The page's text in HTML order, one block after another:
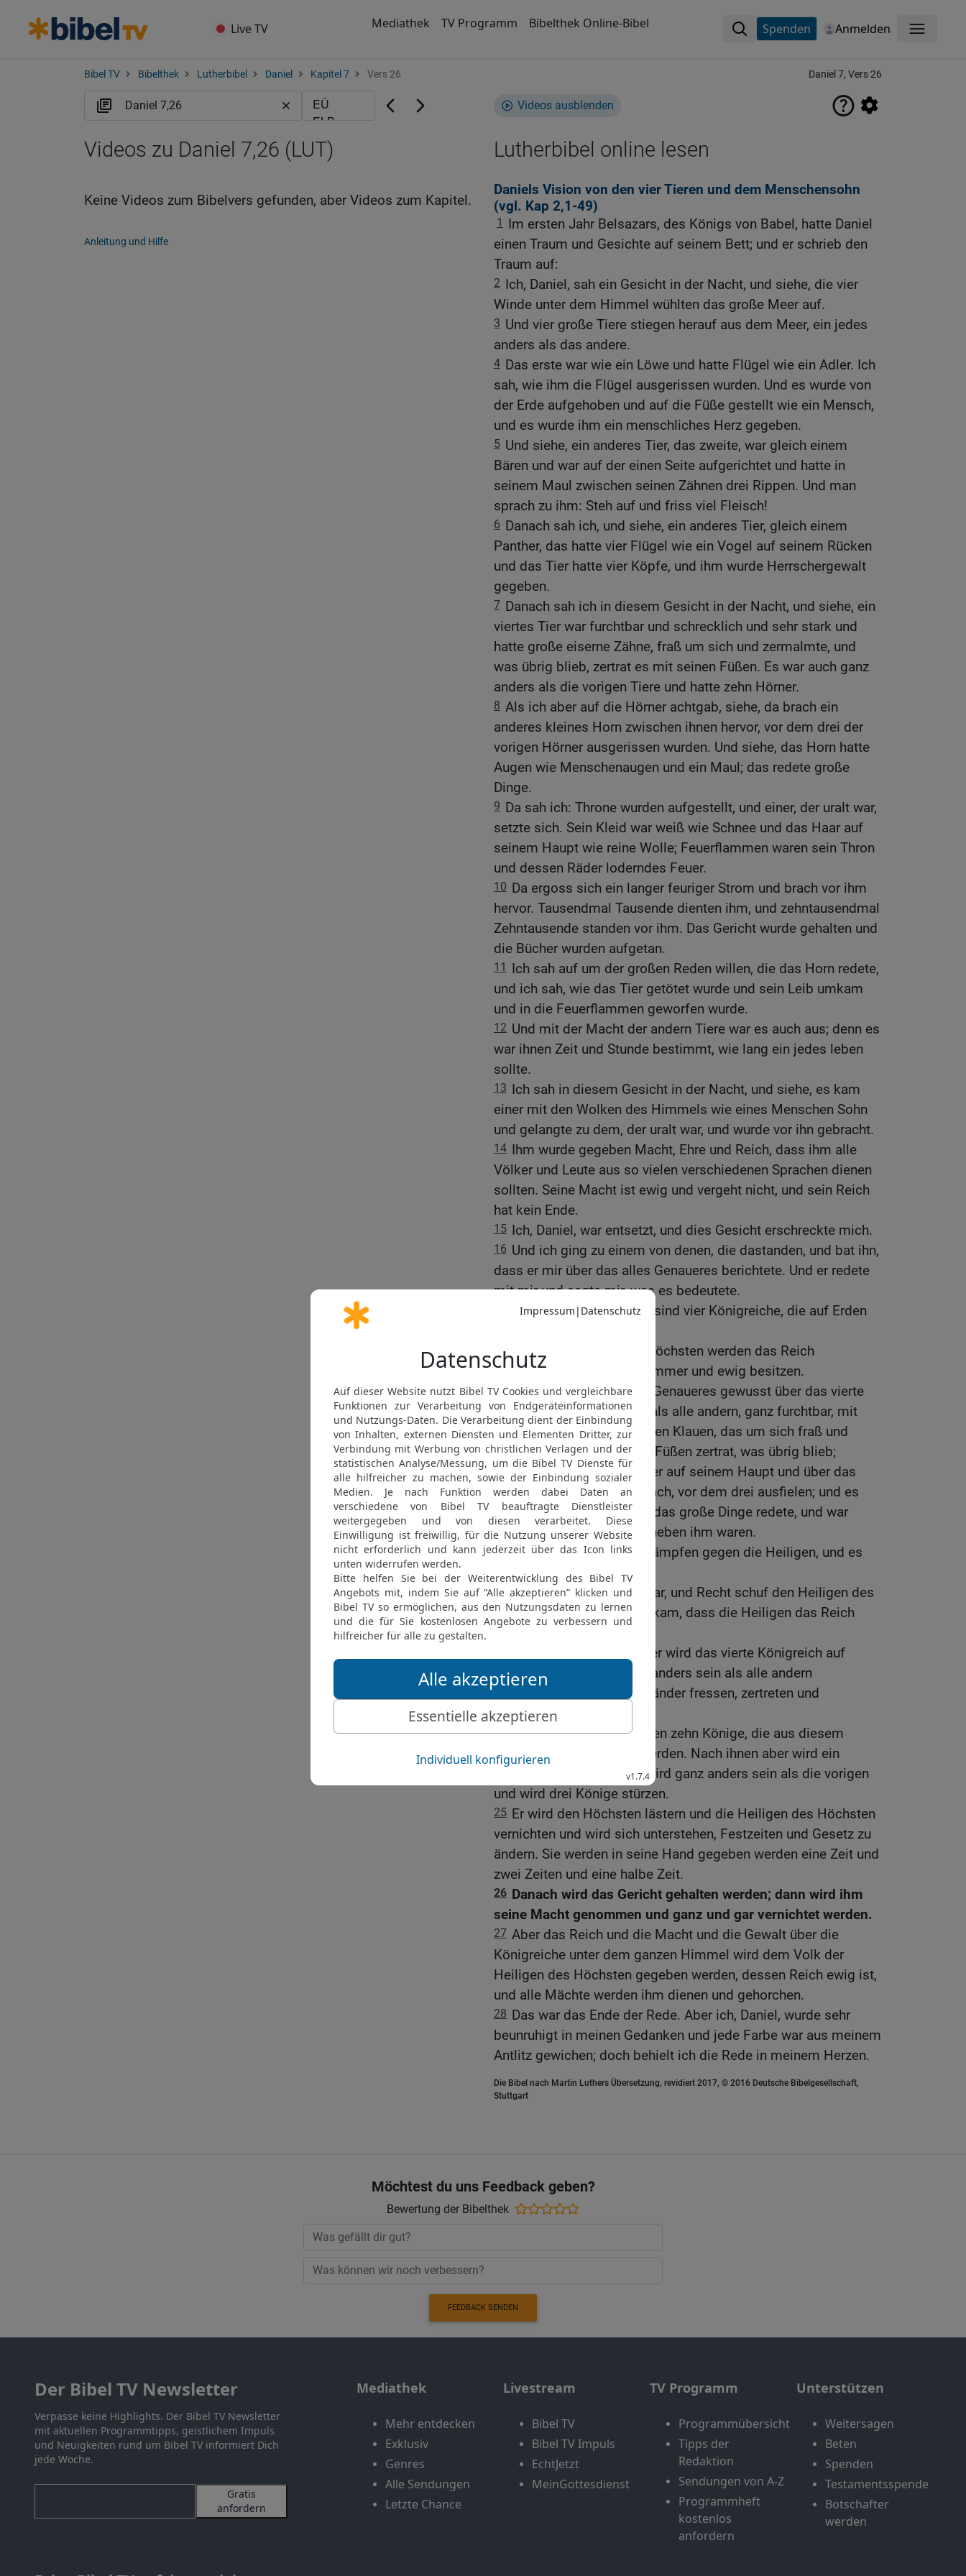
Live TV Mediathek TV Programm Bibelthek Online-Bibel Spenden Anmelden Menü
Bibel TV Bibelthek Lutherbibel Daniel Kapitel 7 Vers 26 Daniel 7, Vers 26
Videos ausblenden
Lutherbibel online lesen
Daniels Vision von den vier Tieren und dem Menschensohn
(vgl. Kap 2,1-49)
1
Im ersten Jahr Belsazars, des Königs von Babel, hatte Daniel
einen Traum und Gesichte auf seinem Bett; und er schrieb den
Traum auf:
2 Ich, Daniel, sah ein Gesicht in der Nacht, und siehe, die vier
Winde unter dem Himmel wühlten das große Meer auf.
3 Und vier große Tiere stiegen herauf aus dem Meer, ein jedes
anders als das andere.
4 Das erste war wie ein Löwe und hatte Flügel wie ein Adler. Ich
sah, wie ihm die Flügel ausgerissen wurden. Und es wurde von
der Erde aufgehoben und auf die Füße gestellt wie ein Mensch,
und es wurde ihm ein menschliches Herz gegeben.
5 Und siehe, ein anderes Tier, das zweite, war gleich einem
Bären und war auf der einen Seite aufgerichtet und hatte in
seinem Maul zwischen seinen Zähnen drei Rippen. Und man
sprach zu ihm: Steh auf und friss viel Fleisch!
6 Danach sah ich, und siehe, ein anderes Tier, gleich einem
Panther, das hatte vier Flügel wie ein Vogel auf seinem Rücken
und das Tier hatte vier Köpfe, und ihm wurde Herrschergewalt
gegeben.
7 Danach sah ich in diesem Gesicht in der Nacht, und siehe, ein
viertes Tier war furchtbar und schrecklich und sehr stark und
hatte große eiserne Zähne, fraß um sich und zermalmte, und
was übrig blieb, zertrat es mit seinen Füßen. Es war auch ganz
anders als die vorigen Tiere und hatte zehn Hörner.
8 Als ich aber auf die Hörner achtgab, siehe, da brach ein
anderes kleines Horn zwischen ihnen hervor, vor dem drei der
vorigen Hörner ausgerissen wurden. Und siehe, das Horn hatte
Augen wie Menschenaugen und ein Maul; das redete große
Dinge.
9 Da sah ich: Throne wurden aufgestellt, und einer, der uralt war,
setzte sich. Sein Kleid war weiß wie Schnee und das Haar auf
seinem Haupt wie reine Wolle; Feuerflammen waren sein Thron
und dessen Räder loderndes Feuer.
10 Da ergoss sich ein langer feuriger Strom und brach vor ihm
hervor. Tausendmal Tausende dienten ihm, und zehntausendmal
Zehntausende standen vor ihm. Das Gericht wurde gehalten und
die Bücher wurden aufgetan.
11
Ich sah auf um der großen Reden willen, die das Horn redete,
und ich sah, wie das Tier getötet wurde und sein Leib umkam
und in die Feuerflammen geworfen wurde.
12 Und mit der Macht der andern Tiere war es auch aus; denn es
war ihnen Zeit und Stunde bestimmt, wie lang ein jedes leben
sollte.
13 Ich sah in diesem Gesicht in der Nacht, und siehe, es kam
einer mit den Wolken des Himmels wie eines Menschen Sohn
und gelangte zu dem, der uralt war, und wurde vor ihn gebracht.
14 Ihm wurde gegeben Macht, Ehre und Reich, dass ihm alle
Völker und Leute aus so vielen verschiedenen Sprachen dienen
sollten. Seine Macht ist ewig und vergeht nicht, und sein Reich
hat kein Ende.
15 Ich, Daniel, war entsetzt, und dies Gesicht erschreckte mich.
16 Und ich ging zu einem von denen, die dastanden, und bat ihn,
dass er mir über das alles Genaueres berichtete. Und er redete
mit mir und sagte mir, was es bedeutete.
Diese vier großen Tiere sind vier Königreiche, die auf Erden
18
Aber die Heiligen des Höchsten werden das Reich
empfangen und werden’s immer und ewig besitzen.
19 Danach hätte ich gerne Genaueres gewusst über das vierte
Tier, das ganz anders war als alle andern, ganz furchtbar, mit
eisernen Zähnen und ehernen Klauen, das um sich fraß und
zermalmte und mit seinen Füßen zertrat, was übrig blieb;
20 und über die zehn Hörner auf seinem Haupt und über das
andere Horn, das hervorbrach, vor dem drei ausfielen; und es
hatte Augen und ein Maul, das große Dinge redete, und war
größer als die Hörner, die neben ihm waren.
21 Und ich sah das Horn kämpfen gegen die Heiligen, und es
behielt den Sieg über sie,
22 bis der kam, der uralt war, und Recht schuf den Heiligen des
Höchsten und bis die Zeit kam, dass die Heiligen das Reich
empfingen.
Er sprach: Das vierte Tier wird das vierte Königreich auf
Erden sein; das wird ganz anders sein als alle andern
Königreiche; es wird alle Länder fressen, zertreten und
zermalmen.
24 Die zehn Hörner bedeuten zehn Könige, die aus diesem
Königreich hervorgehen werden. Nach ihnen aber wird ein
anderer aufkommen, der wird ganz anders sein als die vorigen
und wird drei Könige stürzen.
25 Er wird den Höchsten lästern und die Heiligen des Höchsten
vernichten und wird sich unterstehen, Festzeiten und Gesetz zu
ändern. Sie werden in seine Hand gegeben werden eine Zeit und
zwei Zeiten und eine halbe Zeit.
26 Danach wird das Gericht gehalten werden; dann wird ihm
seine Macht genommen und ganz und gar vernichtet werden.
27 Aber das Reich und die Macht und die Gewalt über die
Königreiche unter dem ganzen Himmel wird dem Volk der
Heiligen des Höchsten gegeben werden, dessen Reich ewig ist,
und alle Mächte werden ihm dienen und gehorchen.
28 Das war das Ende der Rede. Aber ich, Daniel, wurde sehr
beunruhigt in meinen Gedanken und jede Farbe war aus meinem
Antlitz gewichen; doch behielt ich die Rede in meinem Herzen.
Die Bibel nach Martin Luthers Übersetzung, revidiert 2017, © 2016 Deutsche Bibelgesellschaft,
Stuttgart
Videos zu Daniel 7,26 (LUT)
Keine Videos zum Bibelvers gefunden, aber Videos zum Kapitel.
Anleitung und Hilfe
Möchtest du uns Feedback geben?
Bewertung der Bibelthek
FEEDBACK SENDEN
Der Bibel TV Newsletter
Verpasse keine Highlights. Der Bibel TV Newsletter
mit aktuellen Programmtipps, geistlichem Impuls
und Neuigkeiten rund um Bibel TV informiert Dich
jede Woche.
Gratis
anfordern
Mediathek
Mehr entdecken
Exklusiv
Genres
Alle Sendungen
Letzte Chance
Livestream
Bibel TV
Bibel TV Impuls
EchtJetzt
MeinGottesdienst
TV Programm
Programmübersicht
Tipps der
Redaktion
Sendungen von A-Z
Programmheft
kostenlos
anfordern
Unterstützen
Weitersagen
Beten
Spenden
Testamentsspende
Botschafter
werden